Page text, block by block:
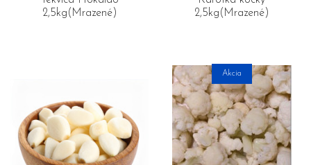
2,5kg(Mrazené)
2,5kg(Mrazené)
Akcia